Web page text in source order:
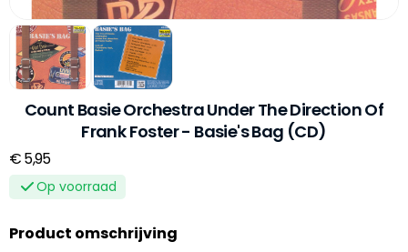
Count Basie Orchestra Under The Direction Of
Frank Foster - Basie's Bag (CD)
€ 5,95
Op voorraad
Product omschrijving